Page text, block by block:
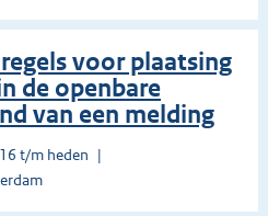
voor plaatsing
de openbare
van een melding
t/m heden